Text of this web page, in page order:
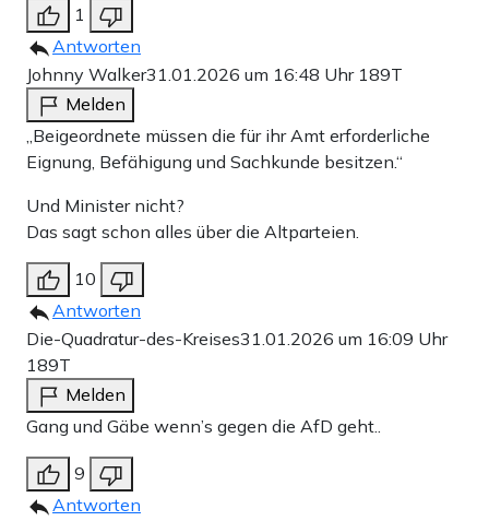
1
Antworten
Johnny Walker31.01.2026 um 16:48 Uhr 189T
Melden
„Beigeordnete müssen die für ihr Amt erforderliche
Eignung, Befähigung und Sachkunde besitzen.“
Und Minister nicht?
Das sagt schon alles über die Altparteien.
10
Antworten
Die-Quadratur-des-Kreises31.01.2026 um 16:09 Uhr
189T
Melden
Gang und Gäbe wenn’s gegen die AfD geht..
9
Antworten